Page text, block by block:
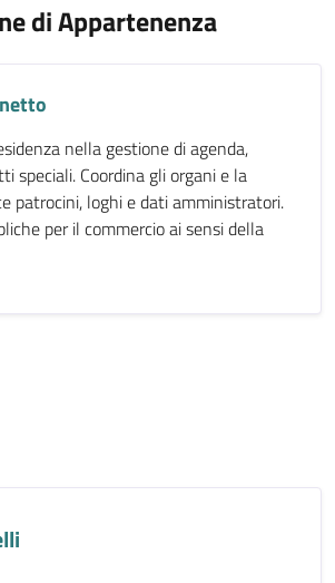
di Appartenenza
nella gestione di agenda,
speciali. Coordina gli organi e la
patrocini, loghi e dati amministratori.
per il commercio ai sensi della